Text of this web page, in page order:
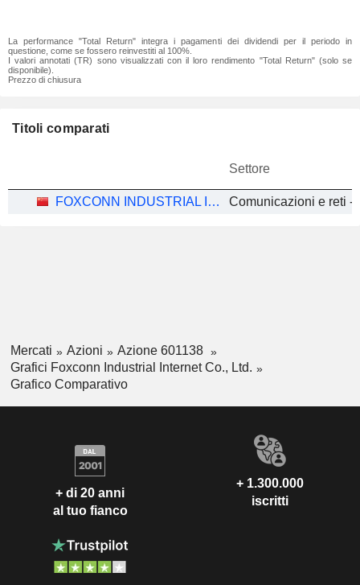
La performance "Total Return" integra i pagamenti dei dividendi per il periodo in
questione, come se fossero reinvestiti al 100%.
I valori annotati (TR) sono visualizzati con il loro rendimento "Total Return" (solo se
disponibile).
Prezzo di chiusura
Titoli comparati
Settore
FOXCONN INDUSTRIAL INTERNET CO., LTD. Comunicazioni e reti -
Mercati Azioni
Azione 601138
Grafici Foxconn Industrial Internet Co., Ltd.
Grafico Comparativo
+ di 20 anni
al tuo fianco
+ 1.300.000
iscritti